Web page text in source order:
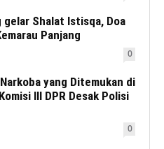
gelar Shalat Istisqa, Doa
Panjang
0
yang Ditemukan di
III DPR Desak Polisi
0